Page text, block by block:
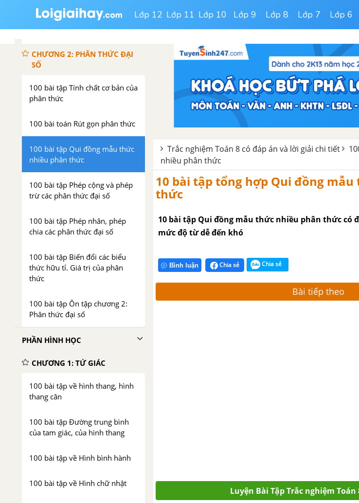
Lớp 12 Lớp 11 Lớp 10 Lớp 9 Lớp 8 Lớp 7 Lớp 6
100 bài tập Ôn tập chương 1:
Phép nhân và phép chia các đa
thức
CHƯƠNG 2: PHÂN THỨC ĐẠI
SỐ
100 bài tập Tính chất cơ bản của
phân thức
100 bài toán Rút gọn phân thức
100 bài tập Qui đồng mẫu thức
nhiều phân thức
100 bài tập Phép cộng và phép
trừ các phân thức đại số
100 bài tập Phép nhân, phép
chia các phân thức đại số
100 bài tập Biến đổi các biểu
thức hữu tỉ. Giá trị của phân
thức
100 bài tập Ôn tập chương 2:
Phân thức đại số
PHẦN HÌNH HỌC
CHƯƠNG 1: TỨ GIÁC
100 bài tập về hình thang, hình
thang cân
100 bài tập Đường trung bình
của tam giác, của hình thang
100 bài tập về Hình bình hành
100 bài tập về Hình chữ nhật
Trắc nghiệm Toán 8 có đáp án và lời giải chi tiết
nhiều phân thức
10 bài tập tổng hợp Qui đồng
thức
10 bài tập Qui đồng mẫu thức nhiều phân thức có
mức độ từ dễ đến khó
Bình luận Chia sẻ Chia sẻ
Bài tiếp theo
Luyện Bài Tập Trắc nghiệm Toán